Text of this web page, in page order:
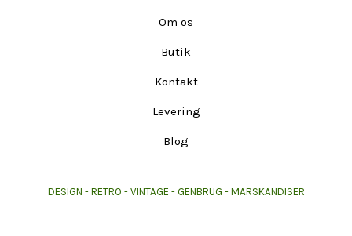
Om os
Butik
Kontakt
Levering
Blog
DESIGN - RETRO - VINTAGE - GENBRUG - MARSKANDISER